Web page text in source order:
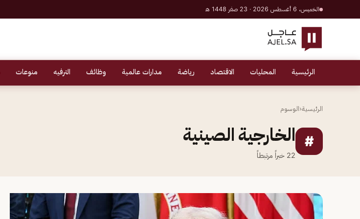
الخميس، 6 أغسطس 2026 · 23 صفر 1448 هـ
الرئيسية المحليات الاقتصاد رياضة مدارات عالمية وظائف الترفيه منوعات
الرئيسية‹الوسوم
# الخارجية الصينية
22 خبراً مرتبطاً